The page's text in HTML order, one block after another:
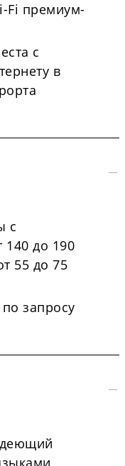
Fi премиум-
с
в
с
140 до 190
55 до 75
запросу